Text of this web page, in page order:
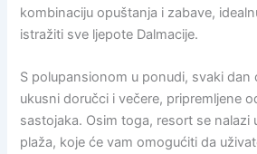
kombinaciju opuštanja i zabave,
istražiti sve ljepote Dalmacije.
S polupansionom u ponudi, svaki dan
ukusni doručci i večere, pripremljene
sastojaka. Osim toga, resort se nalazi
plaža, koje će vam omogućiti da